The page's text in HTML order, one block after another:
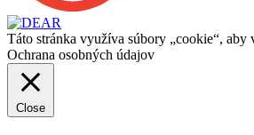
Táto stránka využíva súbory „cookie“,
Ochrana osobných údajov
Close